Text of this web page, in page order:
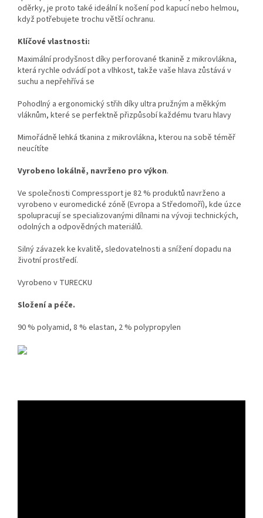
oděrky, je proto také ideální k nošení pod kapucí nebo helmou,
když potřebujete trochu větší ochranu.
Klíčové vlastnosti:
Maximální prodyšnost díky perforované tkanině z mikrovlákna,
která rychle odvádí pot a vlhkost, takže vaše hlava zůstává v
suchu a nepřehřívá se
Pohodlný a ergonomický střih díky ultra pružným a měkkým
vláknům, které se perfektně přizpůsobí každému tvaru hlavy
Mimořádně lehká tkanina z mikrovlákna, kterou na sobě téměř
neucítíte
Vyrobeno lokálně, navrženo pro výkon.
Ve společnosti Compressport je 82 % produktů navrženo a
vyrobeno v euromedické zóně (Evropa a Středomoří), kde úzce
spolupracují se specializovanými dílnami na vývoji technických,
odolných a odpovědných materiálů.
Silný závazek ke kvalitě, sledovatelnosti a snížení dopadu na
životní prostředí.
Vyrobeno v TURECKU
Složení a péče.
90 % polyamid, 8 % elastan, 2 % polypropylen